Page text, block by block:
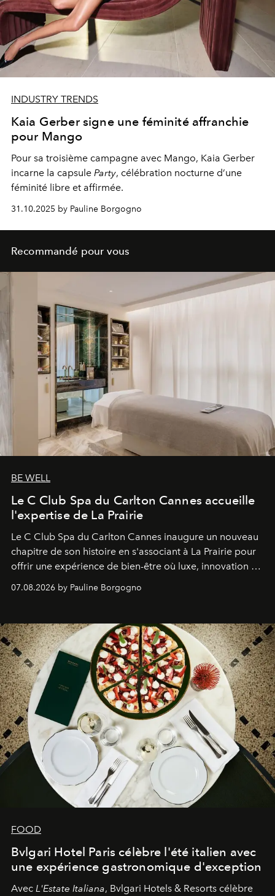
INDUSTRY TRENDS
Kaia Gerber signe une féminité affranchie
pour Mango
Pour sa troisième campagne avec Mango, Kaia Gerber
incarne la capsule Party, célébration nocturne d’une
féminité libre et affirmée.
31.10.2025 by Pauline Borgogno
Recommandé pour vous
BE WELL
Le C Club Spa du Carlton Cannes accueille
l'expertise de La Prairie
Le C Club Spa du Carlton Cannes inaugure un nouveau
chapitre de son histoire en s'associant à La Prairie pour
offrir une expérience de bien-être où luxe, innovation et
expertise se rencontrent.
07.08.2026 by Pauline Borgogno
FOOD
Bvlgari Hotel Paris célèbre l'été italien avec
une expérience gastronomique d'exception
Avec L'Estate Italiana, Bvlgari Hotels & Resorts célèbre